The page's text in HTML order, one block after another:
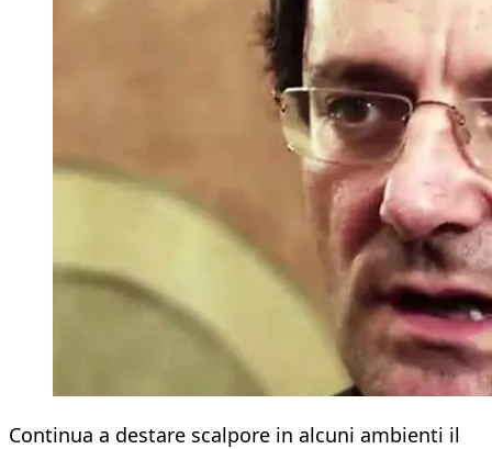
Continua a destare scalpore in alcuni ambienti il